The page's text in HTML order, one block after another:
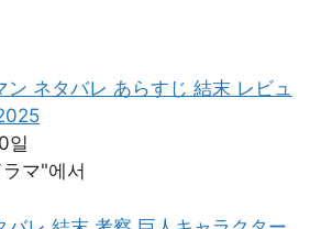
ン ネタバレ あらすじ 結末 レビュ
일
マ"에서